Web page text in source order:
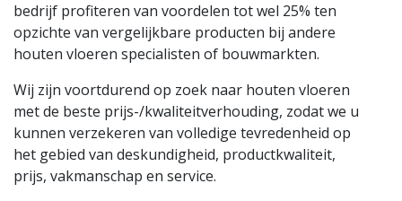
bedrijf profiteren van voordelen tot wel 25% ten
opzichte van vergelijkbare producten bij andere
houten vloeren specialisten of bouwmarkten.
Wij zijn voortdurend op zoek naar houten vloeren
met de beste prijs-/kwaliteitverhouding, zodat we u
kunnen verzekeren van volledige tevredenheid op
het gebied van deskundigheid, productkwaliteit,
prijs, vakmanschap en service.